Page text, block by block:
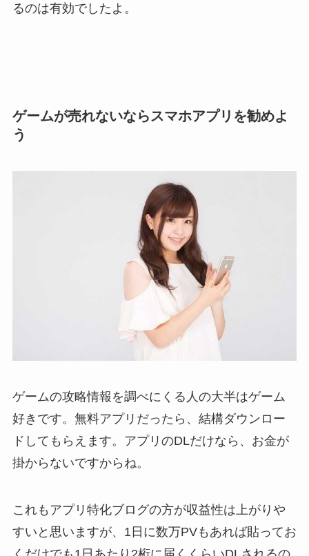
るのは有効でしたよ。
ゲームが売れないならスマホアプリを勧めよ
う
ゲームの攻略情報を調べにくる人の大半はゲーム
好きです。無料アプリだったら、結構ダウンロー
ドしてもらえます。アプリのDLだけなら、お金が
掛からないですからね。
これもアプリ特化ブログの方が収益性は上がりや
すいと思いますが、1日に数万PVもあれば貼ってお